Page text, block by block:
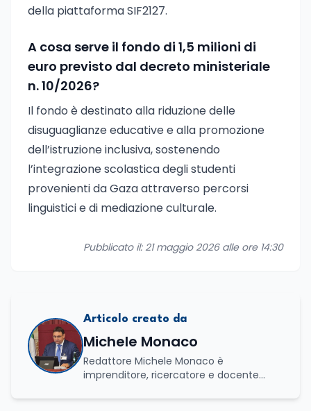
della piattaforma SIF2127.
A cosa serve il fondo di 1,5 milioni di
euro previsto dal decreto ministeriale
n. 10/2026?
Il fondo è destinato alla riduzione delle
disuguaglianze educative e alla promozione
dell’istruzione inclusiva, sostenendo
l’integrazione scolastica degli studenti
provenienti da Gaza attraverso percorsi
linguistici e di mediazione culturale.
Pubblicato il: 21 maggio 2026 alle ore 14:30
Articolo creato da
Michele Monaco
Redattore Michele Monaco è
imprenditore, ricercatore e docente
esperienza nell'innovazione digitale, nella